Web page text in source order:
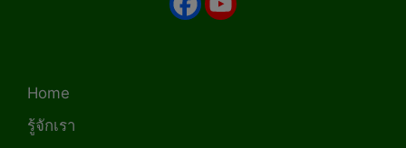
Home
รู้จักเรา